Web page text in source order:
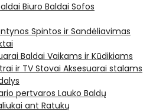
Biuro Baldai Sofos
Spintos ir Sandėliavimas
Baldai Vaikams ir Kūdikiams
ir TV Stovai Aksesuarai stalams
pertvaros Lauko Baldų
ant Ratukų